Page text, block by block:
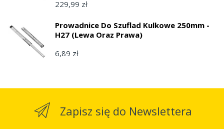
229,99 zł
Prowadnice Do Szuflad Kulkowe 250mm -
H27 (lewa Oraz Prawa)
6,89 zł
Zapisz się do Newslettera